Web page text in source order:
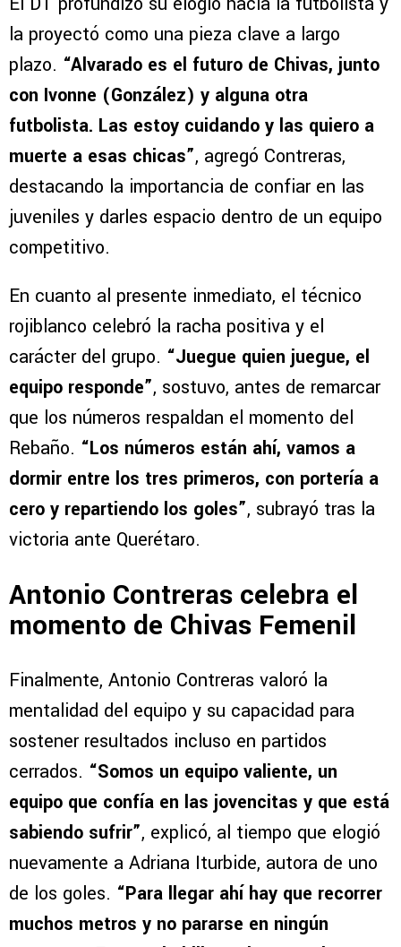
la proyectó como una pieza clave a largo
plazo. “Alvarado es el futuro de Chivas, junto
con Ivonne (González) y alguna otra
futbolista. Las estoy cuidando y las quiero a
muerte a esas chicas”, agregó Contreras,
destacando la importancia de confiar en las
juveniles y darles espacio dentro de un equipo
competitivo.
En cuanto al presente inmediato, el técnico
rojiblanco celebró la racha positiva y el
carácter del grupo. “Juegue quien juegue, el
equipo responde”, sostuvo, antes de remarcar
que los números respaldan el momento del
Rebaño. “Los números están ahí, vamos a
dormir entre los tres primeros, con portería a
cero y repartiendo los goles”, subrayó tras la
victoria ante Querétaro.
Antonio Contreras celebra el
momento de Chivas Femenil
Finalmente, Antonio Contreras valoró la
mentalidad del equipo y su capacidad para
sostener resultados incluso en partidos
cerrados. “Somos un equipo valiente, un
equipo que confía en las jovencitas y que está
sabiendo sufrir”, explicó, al tiempo que elogió
nuevamente a Adriana Iturbide, autora de uno
de los goles. “Para llegar ahí hay que recorrer
muchos metros y no pararse en ningún